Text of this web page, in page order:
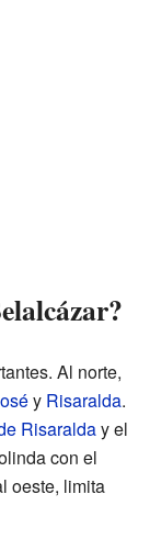
Al norte,
y Risaralda.
Risaralday el
con el
oeste, limita